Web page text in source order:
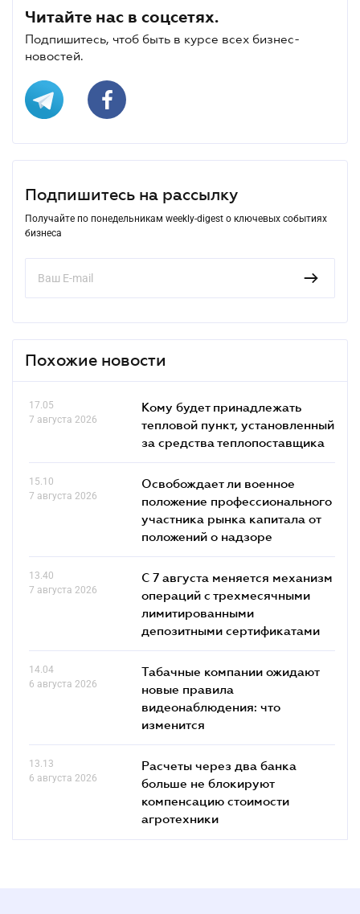
Читайте нас в соцсетях.
Подпишитесь, чтоб быть в курсе всех бизнес-
новостей.
Подпишитесь на рассылку
Получайте по понедельникам weekly-digest о ключевых событиях
бизнеса
Похожие новости
17.05
7 августа 2026
Кому будет принадлежать
тепловой пункт, установленный
за средства теплопоставщика
15.10
7 августа 2026
Освобождает ли военное
положение профессионального
участника рынка капитала от
положений о надзоре
13.40
7 августа 2026
С 7 августа меняется механизм
операций с трехмесячными
лимитированными
депозитными сертификатами
14.04
6 августа 2026
Табачные компании ожидают
новые правила
видеонаблюдения: что
изменится
13.13
6 августа 2026
Расчеты через два банка
больше не блокируют
компенсацию стоимости
агротехники